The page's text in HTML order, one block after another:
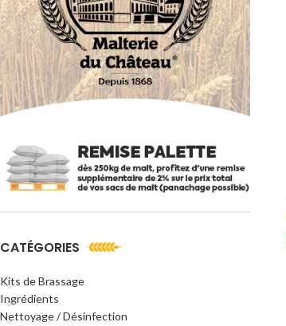
CATÉGORIES
Kits de Brassage
Ingrédients
Nettoyage / Désinfection